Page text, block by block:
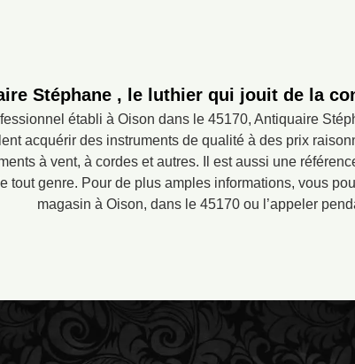
Stéphane , le luthier qui jouit de la
établi à Oison dans le 45170, Antiquaire
acquérir des instruments de qualité à des prix
à vent, à cordes et autres. Il est aussi une
tout genre. Pour de plus amples informations, vous
magasin à Oison, dans le 45170 ou l’appeler